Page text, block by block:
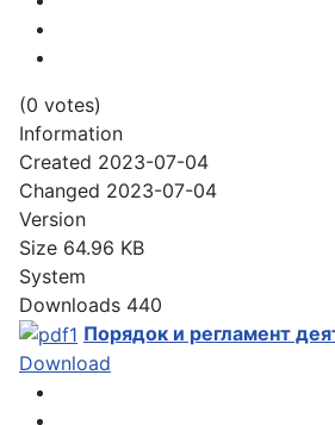
(0 votes)
Information
Created 2023-07-04
Changed 2023-07-04
Version
Size 64.96 KB
System
Downloads 440
Порядок и регламент
Download